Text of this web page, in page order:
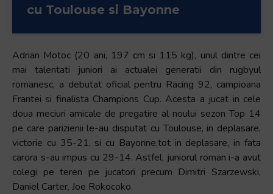
cu Toulouse si Bayonne
Adrian Motoc (20 ani, 197 cm si 115 kg), unul dintre cei
mai talentati juniori ai actualei generatii din rugbyul
romanesc, a debutat oficial pentru Racing 92, campioana
Frantei si finalista Champions Cup. Acesta a jucat in cele
doua meciuri amicale de pregatire al noului sezon Top 14
pe care parizienii le-au disputat cu Toulouse, in deplasare,
victorie cu 35-21, si cu Bayonne,tot in deplasare, in fata
carora s-au impus cu 29-14. Astfel, juniorul roman i-a avut
colegi pe teren pe jucatori precum Dimitri Szarzewski,
Daniel Carter, Joe Rokocoko.